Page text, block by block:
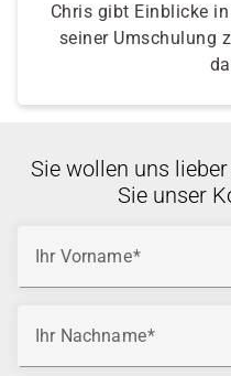
Chris gibt Einblicke
seiner Umschulung
Sie wollen uns
Sie unser
Ihr Vorname
Ihr Nachname